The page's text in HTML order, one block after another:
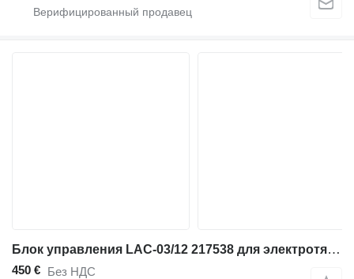
Блок управления LAC-03/12 217538 для электротягача Linde P30, Series 132
450 € Без НДС